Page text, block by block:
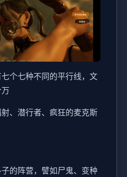
个七种不同的平行线，文
、潜行者、疯狂的麦克斯
的阵营，譬如尸鬼、变种